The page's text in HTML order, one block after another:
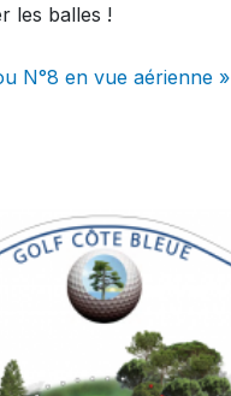
les balles !
N°8 en vue aérienne »